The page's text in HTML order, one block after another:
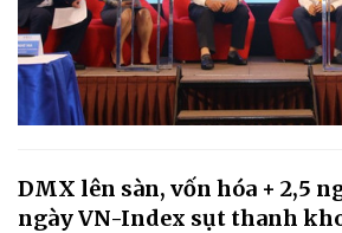
DMX lên sàn, vốn hóa + 2,5
ngày VN-Index sụt thanh